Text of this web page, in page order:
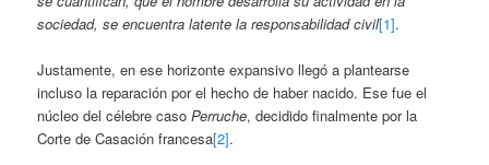
sociedad, se encuentra latente la responsabilidad civil[1].
Justamente, en ese horizonte expansivo llegó a plantearse
incluso la reparación por el hecho de haber nacido. Ese fue el
núcleo del célebre casoPerruche, decidido finalmente por la
Corte de Casación francesa[2].